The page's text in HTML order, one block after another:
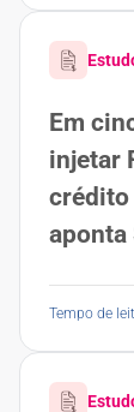
Em
injetar
crédito
aponta
Tempo de